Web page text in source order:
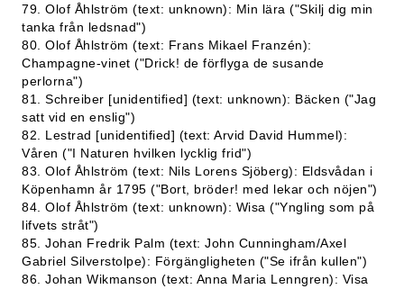
79. Olof Åhlström (text: unknown): Min lära ("Skilj dig min
tanka från ledsnad")
80. Olof Åhlström (text: Frans Mikael Franzén):
Champagne-vinet ("Drick! de förflyga de susande
perlorna")
81. Schreiber [unidentified] (text: unknown): Bäcken ("Jag
satt vid en enslig")
82. Lestrad [unidentified] (text: Arvid David Hummel):
Våren ("I Naturen hvilken lycklig frid")
83. Olof Åhlström (text: Nils Lorens Sjöberg): Eldsvådan i
Köpenhamn år 1795 ("Bort, bröder! med lekar och nöjen")
84. Olof Åhlström (text: unknown): Wisa ("Yngling som på
lifvets stråt")
85. Johan Fredrik Palm (text: John Cunningham/Axel
Gabriel Silverstolpe): Förgängligheten ("Se ifrån kullen")
86. Johan Wikmanson (text: Anna Maria Lenngren): Visa